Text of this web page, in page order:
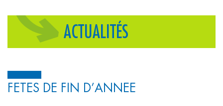
ACTUALITÉS
FETES DE FIN D’ANNEE